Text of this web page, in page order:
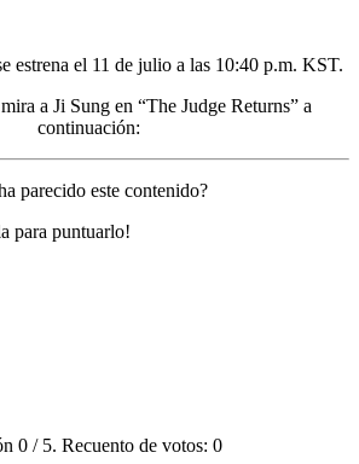
estrena el 11 de julio a las 10:40 p.m. KST.
a Ji Sung en “The Judge Returns” a
continuación:
parecido este contenido?
para puntuarlo!
0 / 5. Recuento de votos: 0